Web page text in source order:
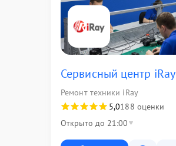
Сервисный центр iRay
Ремонт техники iRay
5,0188 оценки
Открыто до 21:00